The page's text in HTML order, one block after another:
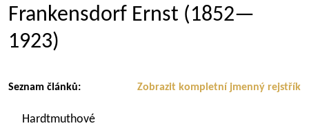
Frankensdorf Ernst (1852—
1923)
Zobrazit kompletní jmenný rejstřík
Seznam článků:
Hardtmuthové